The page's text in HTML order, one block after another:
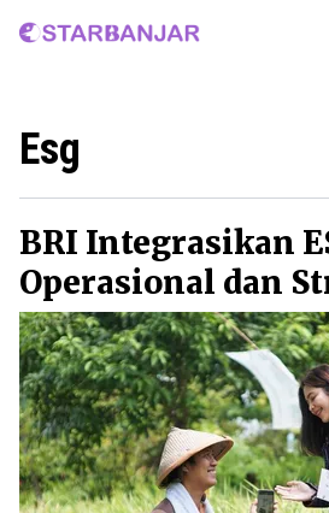
Home
Esg
BRI Integrasikan
Operasional dan